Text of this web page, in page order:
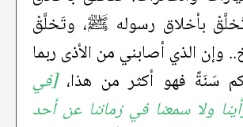
تَخلَّقْ بأخلاق رسوله ﷺ، وتَخلَّقْ
وإن الذي أصابني من الأذى ربما
سَنَةً فهو أكثر من هذا،[في
ولا سمعنا في زماننا عن أحد